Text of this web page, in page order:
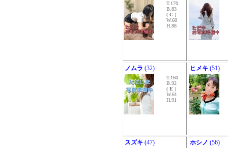
T.170
B.83
( C )
W.60
H.88
ノムラ (32)
T.160
B.92
( E )
W.61
H.91
ヒメキ (51)
スズキ (47) ホシノ (56)